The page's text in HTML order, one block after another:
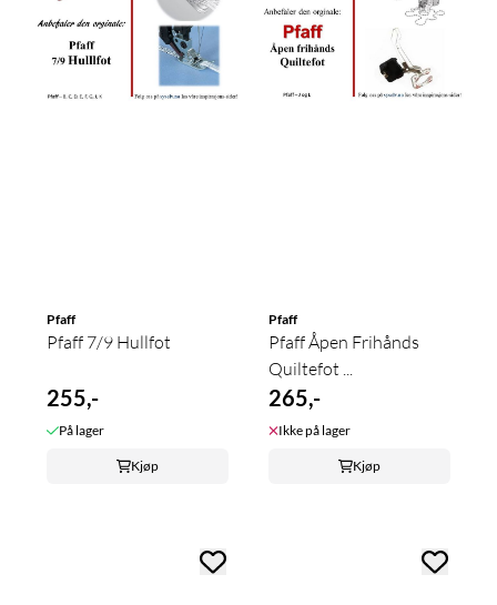
Pfaff
Pfaff 7/9 Hullfot
255,-
På lager
Kjøp
Pfaff
Pfaff Åpen Frihånds
Quiltefot ...
265,-
Ikke på lager
Kjøp